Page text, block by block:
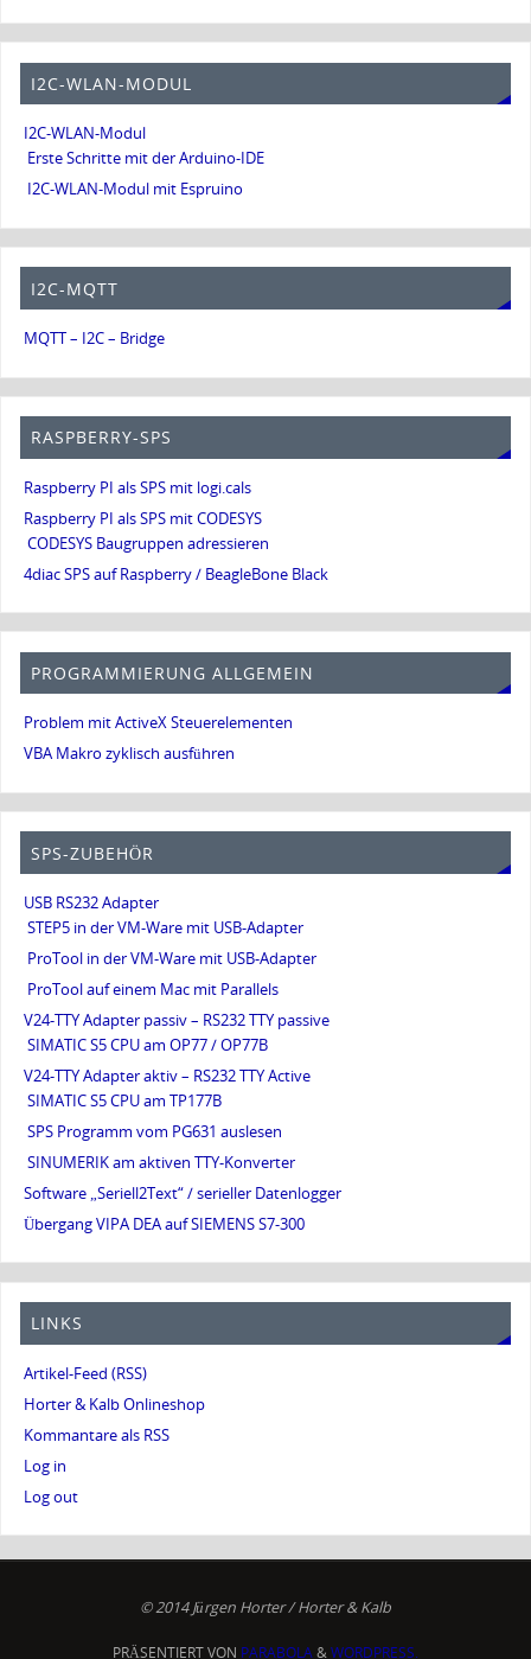
I2C-WLAN-MODUL
I2C-WLAN-Modul
Erste Schritte mit der Arduino-IDE
I2C-WLAN-Modul mit Espruino
I2C-MQTT
MQTT – I2C – Bridge
RASPBERRY-SPS
Raspberry PI als SPS mit logi.cals
Raspberry PI als SPS mit CODESYS
CODESYS Baugruppen adressieren
4diac SPS auf Raspberry / BeagleBone Black
PROGRAMMIERUNG ALLGEMEIN
Problem mit ActiveX Steuerelementen
VBA Makro zyklisch ausführen
SPS-ZUBEHÖR
USB RS232 Adapter
STEP5 in der VM-Ware mit USB-Adapter
ProTool in der VM-Ware mit USB-Adapter
ProTool auf einem Mac mit Parallels
V24-TTY Adapter passiv – RS232 TTY passive
SIMATIC S5 CPU am OP77 / OP77B
V24-TTY Adapter aktiv – RS232 TTY Active
SIMATIC S5 CPU am TP177B
SPS Programm vom PG631 auslesen
SINUMERIK am aktiven TTY-Konverter
Software „Seriell2Text“ / serieller Datenlogger
Übergang VIPA DEA auf SIEMENS S7-300
LINKS
Artikel-Feed (RSS)
Horter & Kalb Onlineshop
Kommantare als RSS
Log in
Log out
© 2014 Jürgen Horter / Horter & Kalb
PRÄSENTIERT VON PARABOLA&WORDPRESS.